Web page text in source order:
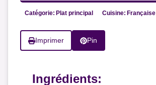
Catégorie: Plat principal Cuisine: Française
Imprimer Pin
Ingrédients: